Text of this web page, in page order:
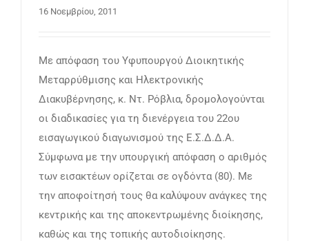
16 Νοεμβρίου, 2011
Με απόφαση του Υφυπουργού Διοικητικής
Μεταρρύθμισης και Ηλεκτρονικής
Διακυβέρνησης, κ. Ντ. Ρόβλια, δρομολογούνται
οι διαδικασίες για τη διενέργεια του 22ου
εισαγωγικού διαγωνισμού της Ε.Σ.Δ.Δ.Α.
Σύμφωνα με την υπουργική απόφαση ο αριθμός
των εισακτέων ορίζεται σε ογδόντα (80). Με
την αποφοίτησή τους θα καλύψουν ανάγκες της
κεντρικής και της αποκεντρωμένης διοίκησης,
καθώς και της τοπικής αυτοδιοίκησης.